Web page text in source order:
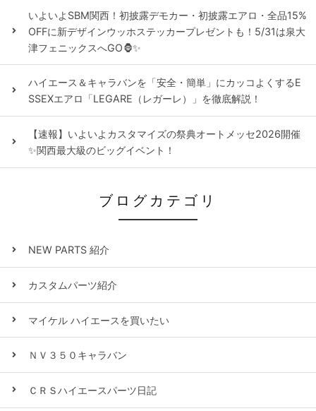
いよいよSBM関西！初披露デモカー・初披露エアロ・全品15%
OFFに新デザインウッホステッカープレゼントも！5/31は泉大
津フェニックスへGO🦍✨
ハイエース＆キャラバンを「安全・簡単」にカッコよくするE
SSEXエアロ「LEGARE（レガーレ）」を徹底解説！
【速報】いよいよカスタマイズの祭典オートメッセ2026開催
✨関西最大級のビッグイベント！
ブログカテゴリ
NEW PARTS 紹介
カスタムパーツ紹介
マイケル ハイエースを買いたい
ＮＶ３５０キャラバン
ＣＲＳハイエースパーツ日記